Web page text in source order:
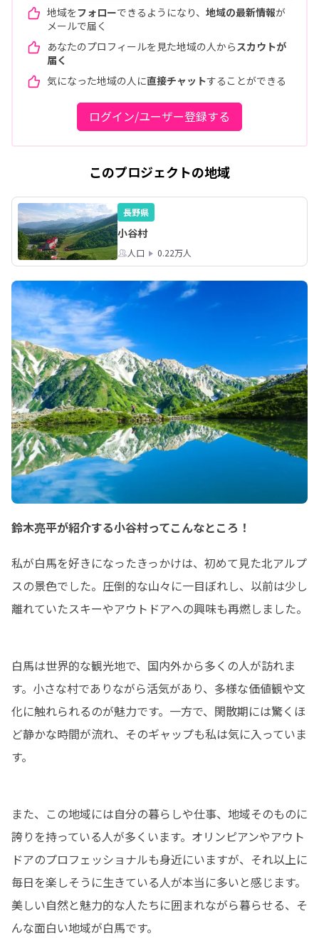
地域をフォローできるようになり、 地域の最新情報が
メールで届く
あなたのプロフィールを見た地域の人から スカウトが
届く
気になった地域の人に直接チャットすることができる
ログイン/ユーザー登録する
このプロジェクトの地域
長野県
小谷村
人口 0.22万人
鈴木亮平が紹介する小谷村ってこんなところ！
私が白馬を好きになったきっかけは、初めて見た北アルプ
スの景色でした。圧倒的な山々に一目ぼれし、以前は少し
離れていたスキーやアウトドアへの興味も再燃しました。
白馬は世界的な観光地で、国内外から多くの人が訪れま
す。小さな村でありながら活気があり、多様な価値観や文
化に触れられるのが魅力です。一方で、閑散期には驚くほ
ど静かな時間が流れ、そのギャップも私は気に入っていま
す。
また、この地域には自分の暮らしや仕事、地域そのものに
誇りを持っている人が多くいます。オリンピアンやアウト
ドアのプロフェッショナルも身近にいますが、それ以上に
毎日を楽しそうに生きている人が本当に多いと感じます。
美しい自然と魅力的な人たちに囲まれながら暮らせる、そ
んな面白い地域が白馬です。